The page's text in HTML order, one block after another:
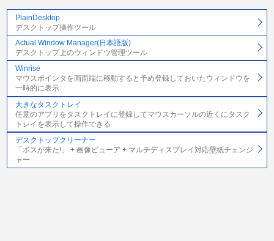
PlainDesktop
デスクトップ操作ツール
Actual Window Manager(日本語版)
デスクトップ上のウィンドウ管理ツール
Winrise
マウスポインタを画面端に移動すると予め登録しておいたウィンドウを
一時的に表示
大きなタスクトレイ
任意のアプリをタスクトレイに登録してマウスカーソルの近くにタスク
トレイを表示して操作できる
デスクトップクリーナー
「ボスが来た!」 + 画像ビューア + マルチディスプレイ対応壁紙チェンジ
ャー